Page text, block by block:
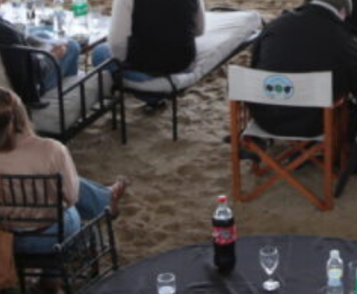
a estudiantes de escuelas
a productores de la región.
Comercial de
de vaquillonas,
presente.